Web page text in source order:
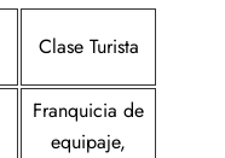
Clase Turista
Franquicia de
equipaje,